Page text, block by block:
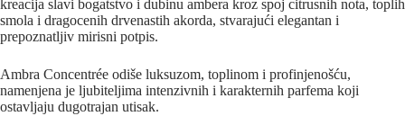
kreacija slavi bogatstvo i dubinu ambera kroz spoj citrusnih nota, toplih
smola i dragocenih drvenastih akorda, stvarajući elegantan i
prepoznatljiv mirisni potpis.
Ambra Concentrée odiše luksuzom, toplinom i profinjenošću,
namenjena je ljubiteljima intenzivnih i karakternih parfema koji
ostavljaju dugotrajan utisak.